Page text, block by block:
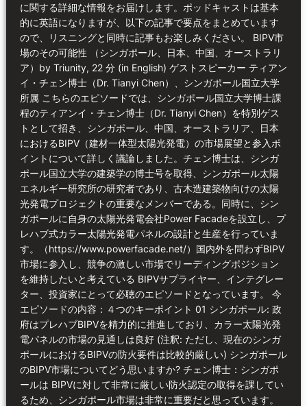
に関する詳細な情報をお届けします。ポッドキャストは基本
的に英語になりますが、以下の記事で要点をまとめています
ので、リスニングと同時に記事もお楽しみください。 BIPV市
場のその可能性 （シンガポール、日本、中国、オーストラリ
ア）by Triunity, 22 分 (in English) ゲストスピーカー ティアン
イ・チェン博士（Dr. Tianyi Chen）、シンガポール国立大学
所属 こちらのエピソードでは、シンガポール国立大学博士課
程のティアンイ・チェン博士（Dr. Tianyi Chen）を特別ゲス
トとして招き、シンガポール、中国、オーストラリア、日本
におけるBIPV（建材一体型太陽光発電）の市場展望と参入ポ
イントについて詳しく議論しました。チェン博士は、シンガ
ポール国立大学の建築学の博士号を取得、シンガポール太陽
エネルギー研究所の研究者であり、古木造建築物向けの太陽
光発電プロジェクトの重要なメンバーである。同時に、シン
ガポールに自身の太陽光発電会社Power Facadeを設立し、プ
レハブ式カラー太陽光発電パネルの設計と生産を行っていま
す。（https://www.powerfacade.net/）国内外を問わずBIPV
市場に参入し、競争の激しい市場でリーディングポジション
を維持したいと考えている BIPVサプライヤー、インテグレー
ター、投資家にとって必聴のエピソードとなっています。 今
エピソードの内容：４つのキーポイント 01 シンガポール: 政
府はプレハブBIPVを精力的に推進しており、カラー太陽光発
電パネルの市場の見通しは良好 (注釈: ただし、現在のシンガ
ポールにおけるBIPVの防火要件は比較的厳しい) シンガポール
のBIPV市場についてどう思いますか? チェン博士：シンガポ
ールは BIPVに対して非常に厳しい防火認定の取得を課してい
るため、シンガポール市場は非常に重要だと思っています。